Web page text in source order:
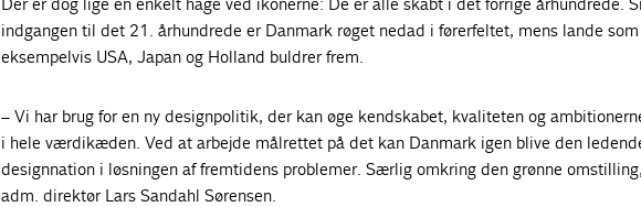
indgangen til det 21. århundrede er Danmark røget nedad i førerfeltet, mens lande som
eksempelvis USA, Japan og Holland buldrer frem.
– Vi har brug for en ny designpolitik, der kan øge kendskabet, kvaliteten og
i hele værdikæden. Ved at arbejde målrettet på det kan Danmark igen blive den
designnation i løsningen af fremtidens problemer. Særlig omkring den grønne
adm. direktør Lars Sandahl Sørensen.